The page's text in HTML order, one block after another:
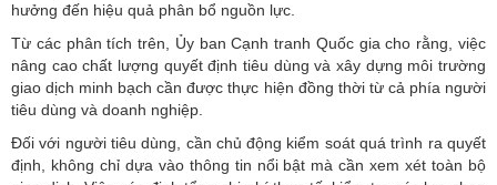
hưởng đến hiệu quả phân bổ nguồn lực.
Từ các phân tích trên, Ủy ban Cạnh tranh Quốc gia cho rằng, việc
nâng cao chất lượng quyết định tiêu dùng và xây dựng môi trường
giao dịch minh bạch cần được thực hiện đồng thời từ cả phía người
tiêu dùng và doanh nghiệp.
Đối với người tiêu dùng, cần chủ động kiểm soát quá trình ra quyết
định, không chỉ dựa vào thông tin nổi bật mà cần xem xét toàn bộ